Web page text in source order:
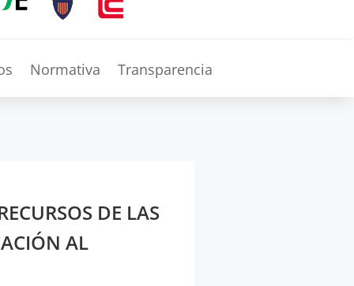
Normativa Transparencia
DE LAS
AL